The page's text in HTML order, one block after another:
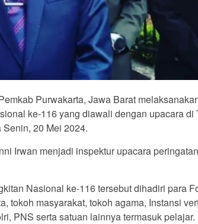
Purwakarta, Jawa Barat
ke-116 yang diawali dengan upacara di
20 Mei 2024.
Irwan menjadi inspektur upacara
Nasional ke-116 tersebut dihadiri para
tokoh masyarakat, tokoh agama, Instansi
PNS serta satuan lainnya termasuk pelajar.